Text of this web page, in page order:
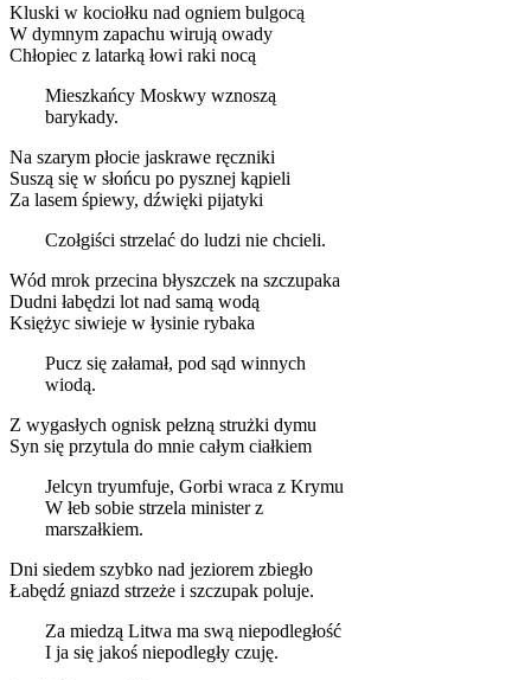
Kluski w kociołku nad ogniem bulgocą
W dymnym zapachu wirują owady
Chłopiec z latarką łowi raki nocą
Mieszkańcy Moskwy wznoszą
barykady.
Na szarym płocie jaskrawe ręczniki
Suszą się w słońcu po pysznej kąpieli
Za lasem śpiewy, dźwięki pijatyki
Czołgiści strzelać do ludzi nie chcieli.
Wód mrok przecina błyszczek na szczupaka
Dudni łabędzi lot nad samą wodą
Księżyc siwieje w łysinie rybaka
Pucz się załamał, pod sąd winnych
wiodą.
Z wygasłych ognisk pełzną strużki dymu
Syn się przytula do mnie całym ciałkiem
Jelcyn tryumfuje, Gorbi wraca z Krymu
W łeb sobie strzela minister z
marszałkiem.
Dni siedem szybko nad jeziorem zbiegło
Łabędź gniazd strzeże i szczupak poluje.
Za miedzą Litwa ma swą niepodległość
I ja się jakoś niepodległy czuję.